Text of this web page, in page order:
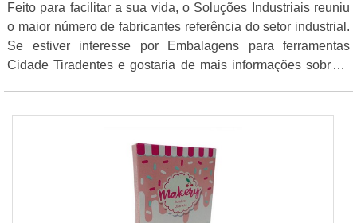
Feito para facilitar a sua vida, o Soluções Industriais reuniu
o maior número de fabricantes referência do setor industrial.
Se estiver interesse por Embalagens para ferramentas
Cidade Tiradentes e gostaria de mais informações sobre a